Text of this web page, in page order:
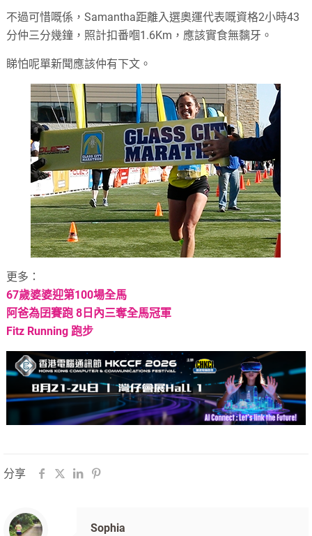
不過可惜嘅係，Samantha距離入選奧運代表嘅資格2小時43
分仲三分幾鐘，照計扣番嗰1.6Km，應該實食無黐牙。
睇怕呢單新聞應該仲有下文。
更多：
67歲婆婆迎第100場全馬
阿爸為囝賽跑 8 日內三奪全馬冠軍
Fitz Running跑步
分享
Sophia